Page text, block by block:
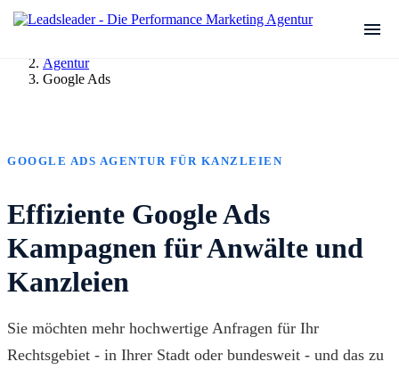
Agentur
Google Ads
GOOGLE ADS AGENTUR FÜR KANZLEIEN
Effiziente Google Ads
Kampagnen für Anwälte und
Kanzleien
Sie möchten mehr hochwertige Anfragen für Ihr
Rechtsgebiet - in Ihrer Stadt oder bundesweit - und das zu